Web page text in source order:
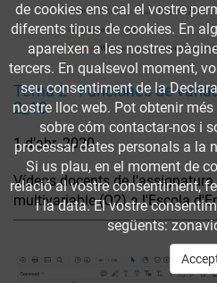
Tema 2 - Funciones de
2_10
1 d’abr. 2020
Vídeos docents de l'assignatura
multivariable (Q2) a l'Escola
de cookies ens cal el vostre
diferents tipus de cookies. En
apareixen a les nostres
tercers. En qualsevol moment,
seu consentiment de la
nostre lloc web. Pot obtenir
sobre cóm contactar-nos i
processar dates personals a la
Si us plau, en el moment de
relació al vostre consentiment,
i la data. El vostre
següents: